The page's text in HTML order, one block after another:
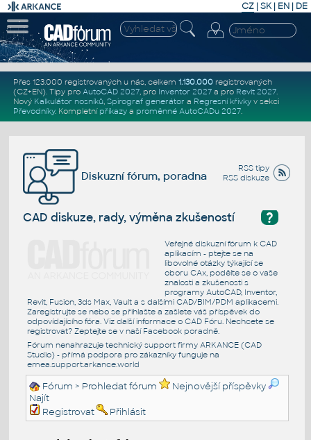
CZ | SK| EN | DE
Přes 123.000 registrovaných u nás, celkem 1.130.000registrovaných
(CZ+EN). Tipy pro AutoCAD 2027, pro Inventor 2027a pro Revit 2027.
Nový Kalkulátor nosníků, Spirograf generátor a Regresní křivkyv sekci
Převodníky. Kompletní příkazya proměnné AutoCADu 2027.
RSS tipy
RSS diskuze
Diskuzní fórum, poradna
?
CAD diskuze, rady, výměna zkušeností
Veřejné diskuzní fórum k CAD
aplikacím - ptejte se na
libovolné otázky týkající se
oboru CAx, podělte se o vaše
znalosti a zkušenosti s
programy AutoCAD, Inventor,
Revit, Fusion, 3ds Max, Vault a s dalšími CAD/BIM/PDM aplikacemi.
Zaregistrujte se nebo se přihlašte a zašlete váš příspěvek do
odpovídajícího fóra. Viz další informace o CAD Fóru. Nechcete se
registrovat? Zeptejte se v naší Facebook poradně.
Fórum nenahrazuje technický support firmy ARKANCE (CAD
Studio) - přímá podpora pro zákazníky funguje na
emea.support.arkance.world
Fórum > Prohledat fórum
Nejnovější příspěvky
Najít
Registrovat
Přihlásit